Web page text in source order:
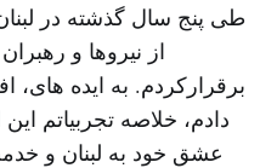
طی پنج سال گذشته در
از نیروها و
برقرارکردم. به ایده
دادم، خلاصه تجربیاتم
عشق خود به لبنان و